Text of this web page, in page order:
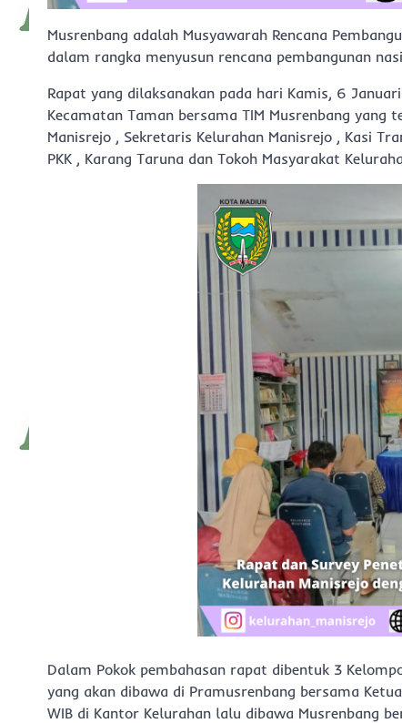
Musrenbang adalah Musyawarah Rencana
dalam rangka menyusun rencana pembangunan
Rapat yang dilaksanakan pada hari Kamis, 6
Kecamatan Taman bersama TIM Musrenbang yang
Manisrejo , Sekretaris Kelurahan Manisrejo , Kasi
PKK , Karang Taruna dan Tokoh Masyarakat
Dalam Pokok pembahasan rapat dibentuk 3
yang akan dibawa di Pramusrenbang bersama
WIB di Kantor Kelurahan lalu dibawa Musrenbang